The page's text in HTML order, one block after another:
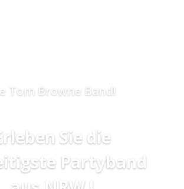
Tom Browne Band!
Sie die
Partyband